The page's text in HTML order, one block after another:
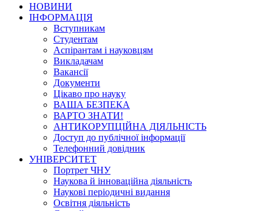
НОВИНИ
ІНФОРМАЦІЯ
Вступникам
Студентам
Аспірантам і науковцям
Викладачам
Вакансії
Документи
Цікаво про науку
ВАША БЕЗПЕКА
ВАРТО ЗНАТИ!
АНТИКОРУПЦІЙНА ДІЯЛЬНІСТЬ
Доступ до публічної інформації
Телефонний довідник
УНІВЕРСИТЕТ
Портрет ЧНУ
Наукова й інноваційна діяльність
Наукові періодичні видання
Освітня діяльність